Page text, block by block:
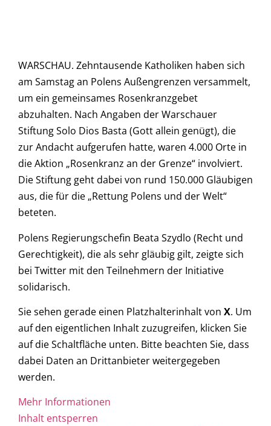
WARSCHAU. Zehntausende Katholiken haben sich
am Samstag an Polens Außengrenzen versammelt,
um ein gemeinsames Rosenkranzgebet
abzuhalten. Nach Angaben der Warschauer
Stiftung Solo Dios Basta (Gott allein genügt), die
zur Andacht aufgerufen hatte, waren 4.000 Orte in
die Aktion „Rosenkranz an der Grenze“ involviert.
Die Stiftung geht dabei von rund 150.000 Gläubigen
aus, die für die „Rettung Polens und der Welt“
beteten.
Polens Regierungschefin Beata Szydlo (Recht und
Gerechtigkeit), die als sehr gläubig gilt, zeigte sich
bei Twitter mit den Teilnehmern der Initiative
solidarisch.
Sie sehen gerade einen Platzhalterinhalt von X. Um
auf den eigentlichen Inhalt zuzugreifen, klicken Sie
auf die Schaltfläche unten. Bitte beachten Sie, dass
dabei Daten an Drittanbieter weitergegeben
werden.
Mehr Informationen
Inhalt entsperren